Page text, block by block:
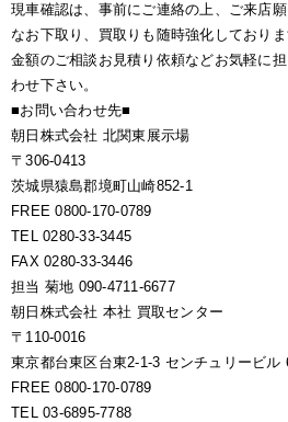
現車確認は、事前にご連絡の上、ご来店願
なお下取り、買取りも随時強化しておりま
金額のご相談お見積り依頼などお気軽に
わせ下さい。
■お問い合わせ先■
朝日株式会社 北関東展示場
〒306-0413
茨城県猿島郡境町山崎852-1
FREE 0800-170-0789
TEL 0280-33-3445
FAX 0280-33-3446
担当 菊地 090-4711-6677
朝日株式会社 本社 買取センター
〒110-0016
東京都台東区台東2-1-3 センチュリービル
FREE 0800-170-0789
TEL 03-6895-7788